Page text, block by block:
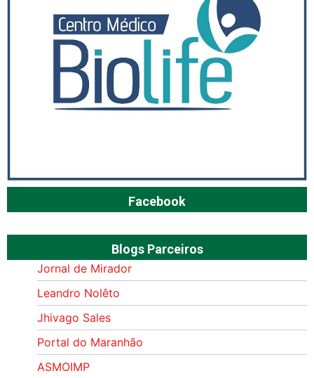
Facebook
Blogs Parceiros
Jornal de Mirador
Leandro Nolêto
Jhivago Sales
Portal do Maranhão
ASMOIMP